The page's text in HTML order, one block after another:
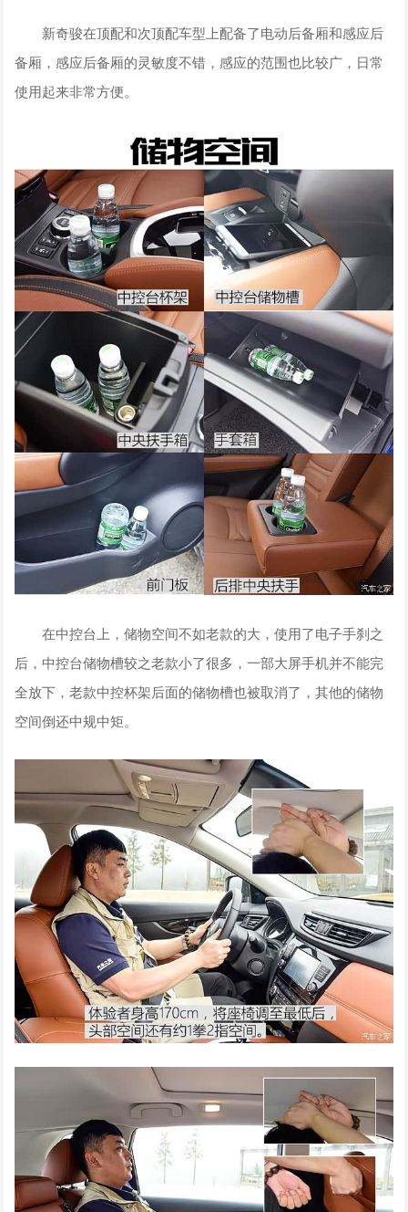
新奇骏在顶配和次顶配车型上配备了电动后备厢和感应后
备厢，感应后备厢的灵敏度不错，感应的范围也比较广，日常
使用起来非常方便。
在中控台上，储物空间不如老款的大，使用了电子手刹之
后，中控台储物槽较之老款小了很多，一部大屏手机并不能完
全放下，老款中控杯架后面的储物槽也被取消了，其他的储物
空间倒还中规中矩。